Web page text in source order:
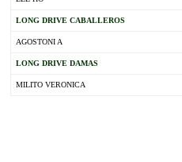
LONG DRIVE CABALLEROS
AGOSTONI A
LONG DRIVE DAMAS
MILITO VERONICA